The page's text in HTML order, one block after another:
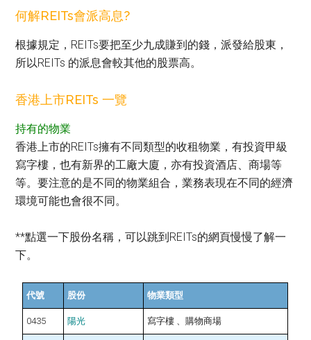
何解REITs會派高息?
根據規定，REITs要把至少九成賺到的錢，派發給股東，
所以REITs 的派息會較其他的股票高。
香港上市REITs 一覽
持有的物業
香港上市的REITs擁有不同類型的收租物業，有投資甲級
寫字樓，也有新界的工廠大廈，亦有投資酒店、商場等
等。要注意的是不同的物業組合，業務表現在不同的經濟
環境可能也會很不同。
**點選一下股份名稱，可以跳到REITs的網頁慢慢了解一
下。
代號 股份 物業類型
0435 陽光 寫字樓 、購物商場